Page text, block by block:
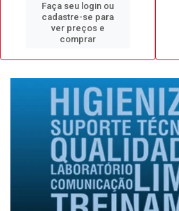
Faça seu login ou
cadastre-se para
ver preços e
comprar